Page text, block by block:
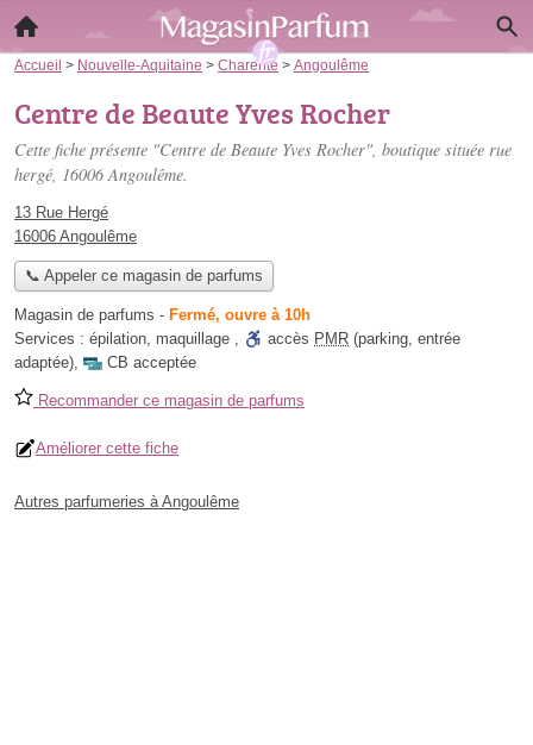
Accueil > Nouvelle-Aquitaine > Charente > Angoulême
Centre de Beaute Yves Rocher
Cette fiche présente "Centre de Beaute Yves Rocher", boutique située rue
hergé, 16006 Angoulême.
13 Rue Hergé
16006 Angoulême
📞 Appeler ce magasin de parfums
Magasin de parfums - Fermé, ouvre à 10h
Services : épilation, maquillage , accès PMR (parking, entrée
adaptée), CB acceptée
Recommander ce magasin de parfums
Améliorer cette fiche
Autres parfumeries à Angoulême